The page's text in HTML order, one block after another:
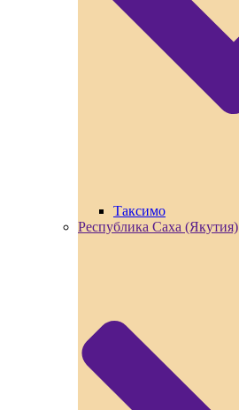
Таксимо
Республика Саха (Якутия)